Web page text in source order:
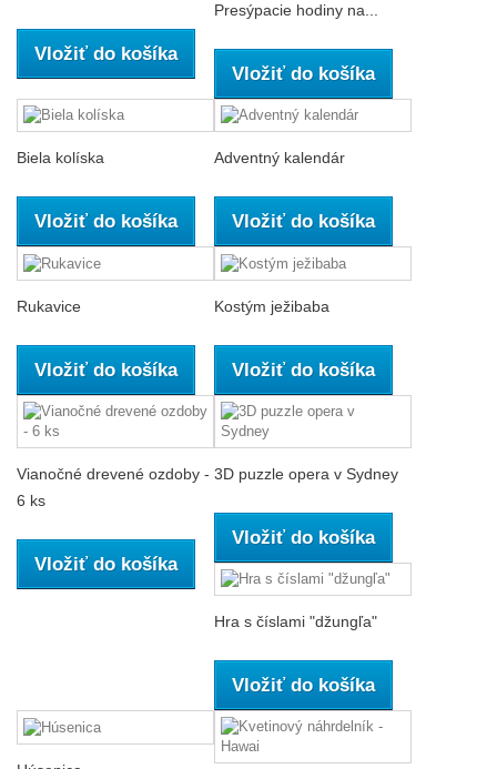
Vložiť do košíka
Presýpacie hodiny na...
Vložiť do košíka
Biela kolíska
Vložiť do košíka
Adventný kalendár
Vložiť do košíka
Rukavice
Vložiť do košíka
Kostým ježibaba
Vložiť do košíka
Vianočné drevené ozdoby -
6 ks
Vložiť do košíka
3D puzzle opera v Sydney
Vložiť do košíka
Hra s číslami "džungľa"
Vložiť do košíka